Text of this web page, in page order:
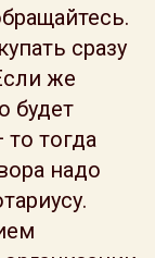
сразу
же
будет
тогда
надо